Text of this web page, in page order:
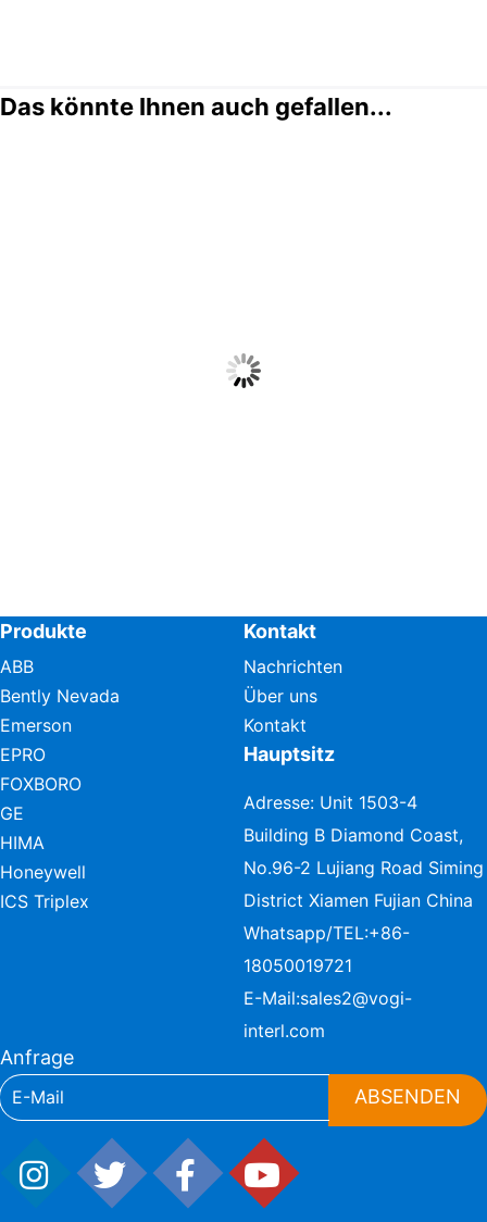
Das könnte Ihnen auch gefallen...
Produkte
ABB
Bently Nevada
Emerson
EPRO
FOXBORO
GE
HIMA
Honeywell
ICS Triplex
Kontakt
Nachrichten
Über uns
Kontakt
Hauptsitz
Adresse: Unit 1503-4
Building B Diamond Coast,
No.96-2 Lujiang Road Siming
District Xiamen Fujian China
Whatsapp/TEL:+86-
18050019721
E-Mail:sales2@vogi-
interl.com
Anfrage
ABSENDEN